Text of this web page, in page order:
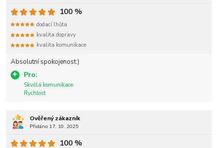
Absolutní spokojenost:)
Pro:
Skvělá komunikace
Rychlost
100 %
dodací lhůta
kvalita dopravy
kvalita komunikace
Ověřený zákazník
Přidáno 17. 10. 2025
100 %